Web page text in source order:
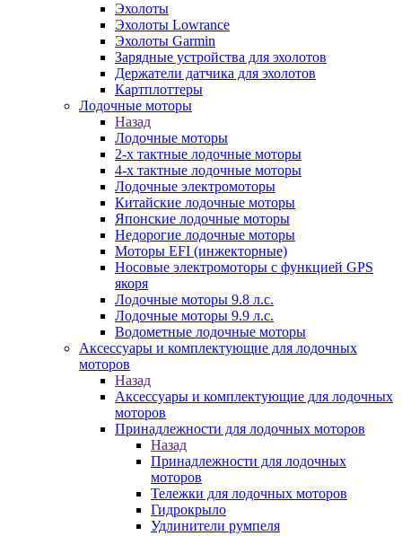
Эхолоты
Эхолоты Lowrance
Эхолоты Garmin
Зарядные устройства для эхолотов
Держатели датчика для эхолотов
Картплоттеры
Лодочные моторы
Назад
Лодочные моторы
2-х тактные лодочные моторы
4-х тактные лодочные моторы
Лодочные электромоторы
Китайские лодочные моторы
Японские лодочные моторы
Недорогие лодочные моторы
Моторы EFI (инжекторные)
Носовые электромоторы с функцией GPS
якоря
Лодочные моторы 9.8 л.с.
Лодочные моторы 9.9 л.с.
Водометные лодочные моторы
Аксессуары и комплектующие для лодочных
моторов
Назад
Аксессуары и комплектующие для лодочных
моторов
Принадлежности для лодочных моторов
Назад
Принадлежности для лодочных
моторов
Тележки для лодочных моторов
Гидрокрыло
Удлинители румпеля